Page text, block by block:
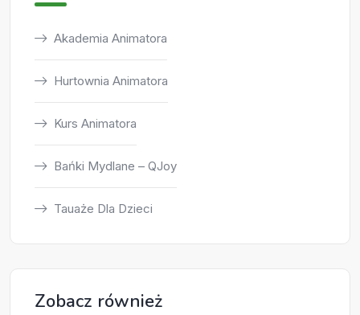
Akademia Animatora
Hurtownia Animatora
Kurs Animatora
Bańki Mydlane – QJoy
Tauaże Dla Dzieci
Zobacz również